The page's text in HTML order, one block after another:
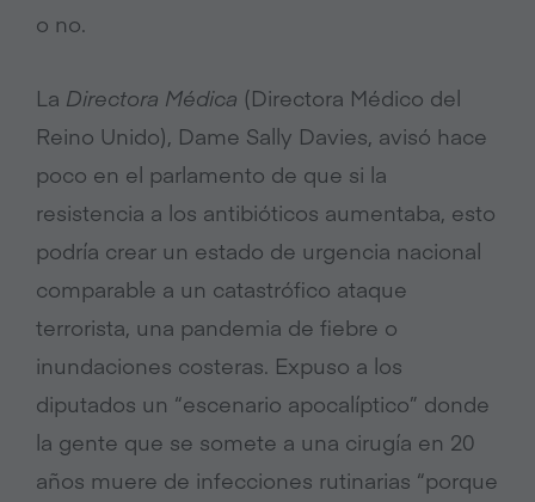
o no.
La Directora Médica (Directora Médico del
Reino Unido), Dame Sally Davies, avisó hace
poco en el parlamento de que si la
resistencia a los antibióticos aumentaba, esto
podría crear un estado de urgencia nacional
comparable a un catastrófico ataque
terrorista, una pandemia de fiebre o
inundaciones costeras. Expuso a los
diputados un “escenario apocalíptico” donde
la gente que se somete a una cirugía en 20
años muere de infecciones rutinarias “porque